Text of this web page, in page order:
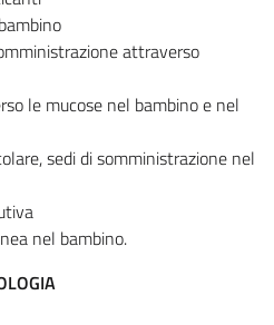
attraverso
le mucose nel bambino e nel
sedi di somministrazione nel
nel bambino.